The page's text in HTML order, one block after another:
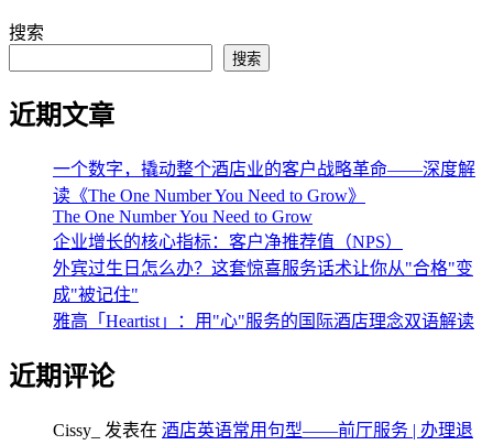
搜索
搜索
近期文章
一个数字，撬动整个酒店业的客户战略革命——深度解
读《The One Number You Need to Grow》
The One Number You Need to Grow
企业增长的核心指标：客户净推荐值（NPS）
外宾过生日怎么办？这套惊喜服务话术让你从"合格"变
成"被记住"
雅高「Heartist」：用"心"服务的国际酒店理念双语解读
近期评论
Cissy_ 发表在 酒店英语常用句型——前厅服务 | 办理退